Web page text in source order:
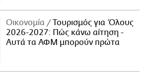
Οικονομία
Τουρισμός για Όλους
2026-2027: Πώς κάνω αίτηση -
Αυτά τα ΑΦΜ μπορούν πρώτα